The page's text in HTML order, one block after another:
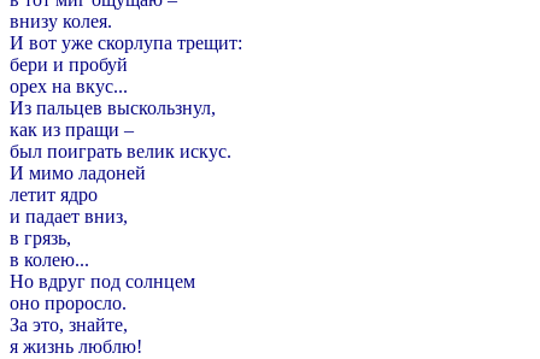
внизу колея.
И вот уже скорлупа трещит:
бери и пробуй
орех на вкус...
Из пальцев выскользнул,
как из пращи –
был поиграть велик искус.
И мимо ладоней
летит ядро
и падает вниз,
в грязь,
в колею...
Но вдруг под солнцем
оно проросло.
За это, знайте,
я жизнь люблю!